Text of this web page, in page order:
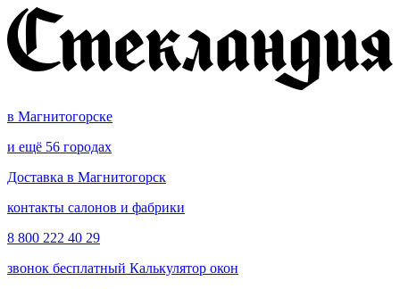
в Магнитогорске
и ещё 56 городах
Доставка в Магнитогорск
контакты салонов и фабрики
8 800 222 40 29
звонок бесплатный Калькулятор окон